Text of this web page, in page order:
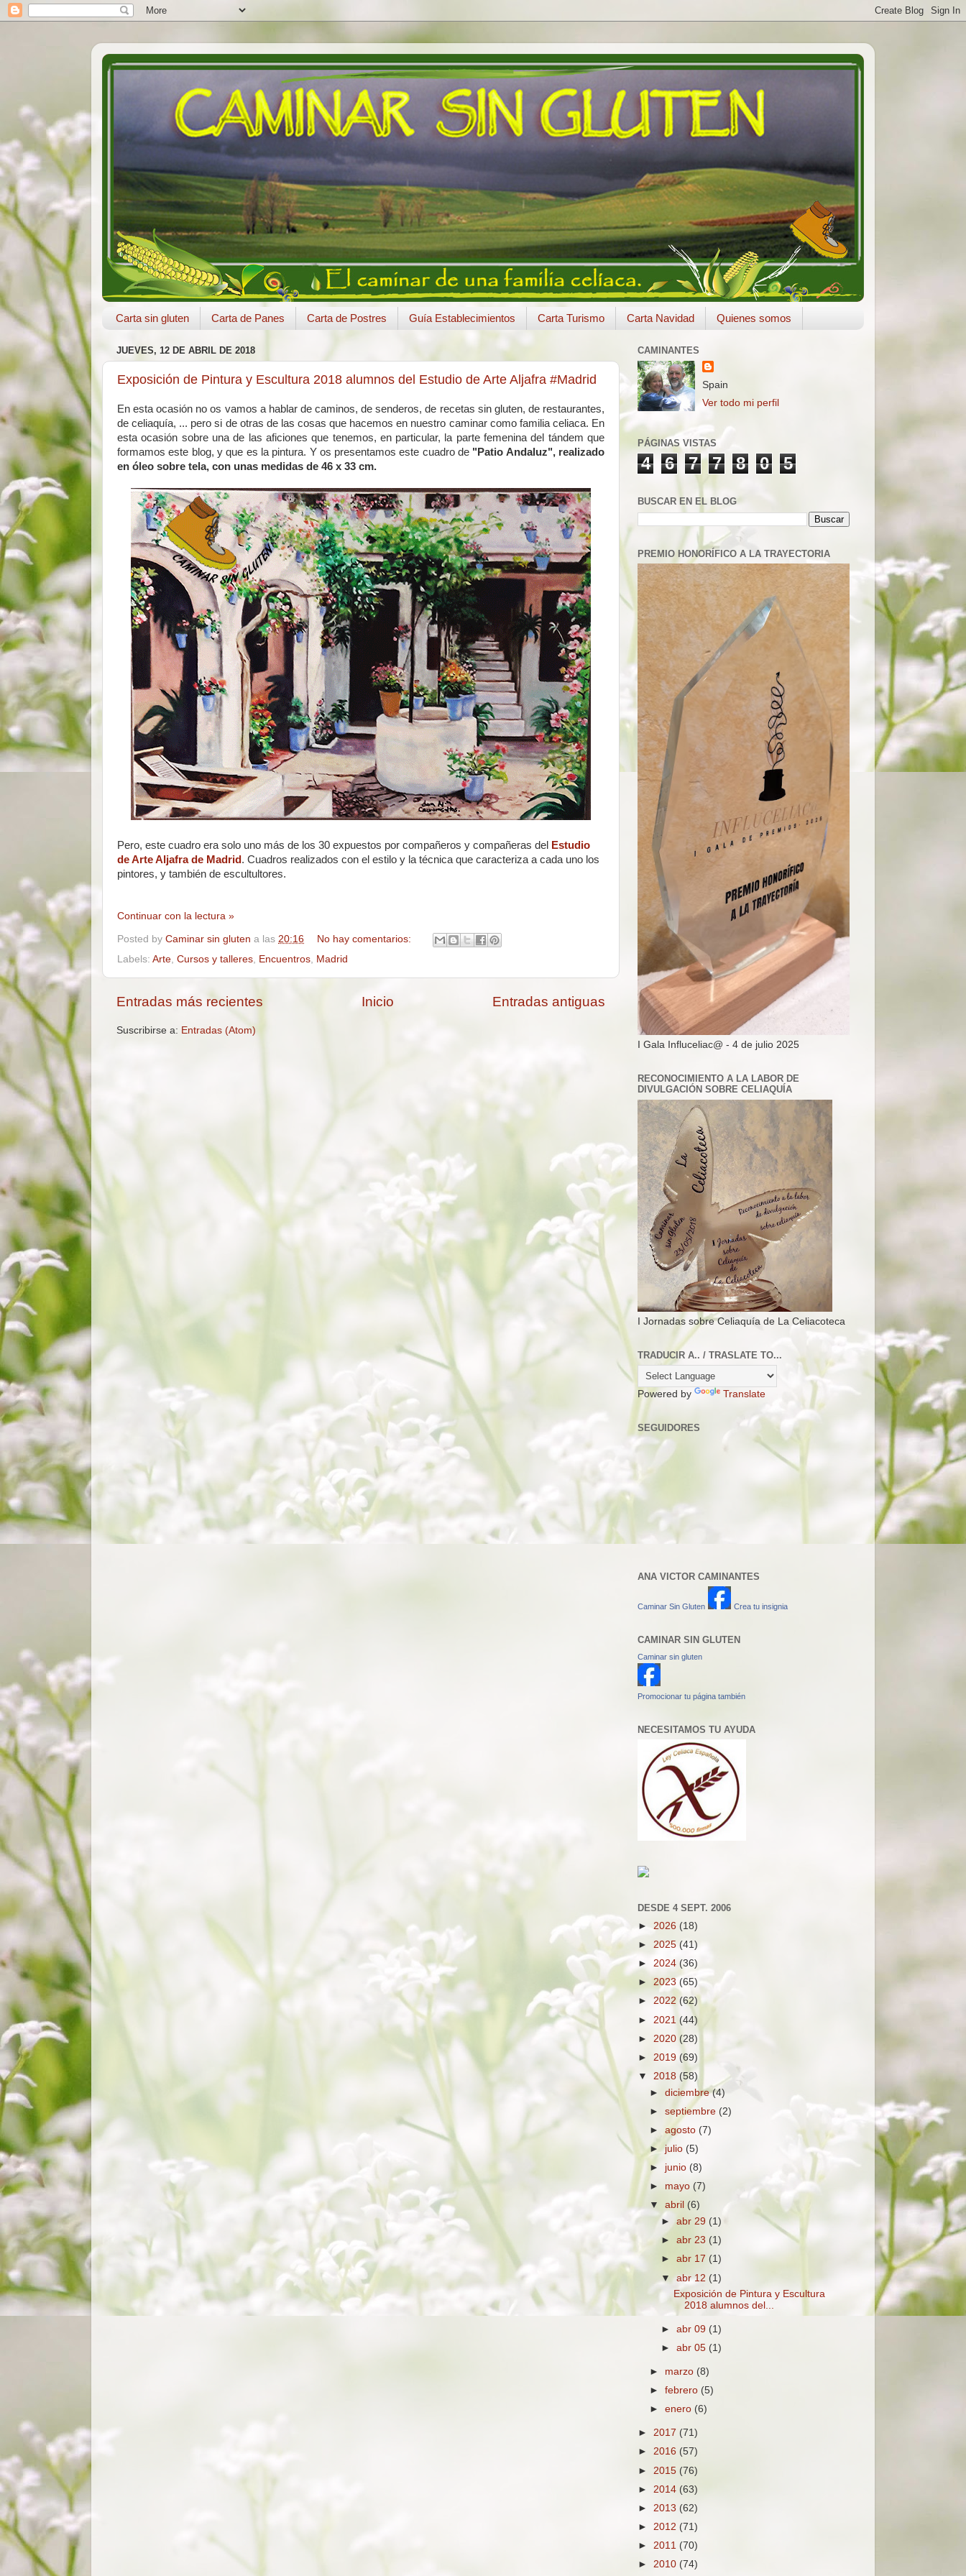
Carta sin gluten Carta de Panes Carta de Postres Guía Establecimientos Carta Turismo Carta Navidad Quienes somos
JUEVES, 12 DE ABRIL DE 2018
Exposición de Pintura y Escultura 2018 alumnos del Estudio de Arte Aljafra #Madrid
En esta ocasión no os vamos a hablar de caminos, de senderos, de recetas sin gluten, de restaurantes,
de celiaquía, ... pero si de otras de las cosas que hacemos en nuestro caminar como familia celiaca. En
esta ocasión sobre una de las aficiones que tenemos, en particular, la parte femenina del tándem que
formamos este blog, y que es la pintura. Y os presentamos este cuadro de "Patio Andaluz", realizado
en óleo sobre tela, con unas medidas de 46 x 33 cm.
Pero, este cuadro era solo uno más de los 30 expuestos por compañeros y compañeras del
Estudio
de Arte Aljafra de Madrid . Cuadros realizados con el estilo y la técnica que caracteriza a cada uno los
pintores, y también de escultultores.
Continuar con la lectura »
Posted by Caminar sin gluten a las 20:16
No hay comentarios:
Labels: Arte Cursos y talleres Encuentros Madrid
Entradas más recientes Entradas antiguas
Inicio
Suscribirse a: Entradas (Atom)
CAMINANTES
Spain
Ver todo mi perfil
PÁGINAS VISTAS
4 6 7 7 8 0 5
BUSCAR EN EL BLOG
PREMIO HONORÍFICO A LA TRAYECTORIA
I Gala Influceliac@ - 4 de julio 2025
RECONOCIMIENTO A LA LABOR DE
DIVULGACIÓN SOBRE CELIAQUÍA
I Jornadas sobre Celiaquía de La Celiacoteca
TRADUCIR A.. / TRASLATE TO...
Powered by Translate
SEGUIDORES
ANA VICTOR CAMINANTES
Caminar Sin Gluten Crea tu insignia
CAMINAR SIN GLUTEN
Caminar sin gluten
Promocionar tu página también
NECESITAMOS TU AYUDA
DESDE 4 SEPT. 2006
► 2026 (18)
► 2025 (41)
► 2024 (36)
► 2023 (65)
► 2022 (62)
► 2021 (44)
► 2020 (28)
► 2019 (69)
▼ 2018 (58)
►diciembre(4)
►septiembre (2)
►agosto (7)
►julio (5)
► junio (8)
► mayo(7)
▼abril (6)
►abr 29 (1)
►abr 23 (1)
►abr 17 (1)
▼abr 12 (1)
Exposición de Pintura y Escultura
2018 alumnos del...
►abr 09 (1)
►abr 05 (1)
► marzo (8)
►febrero (5)
►enero (6)
► 2017 (71)
► 2016 (57)
► 2015 (76)
► 2014 (63)
► 2013 (62)
► 2012 (71)
► 2011 (70)
► 2010 (74)